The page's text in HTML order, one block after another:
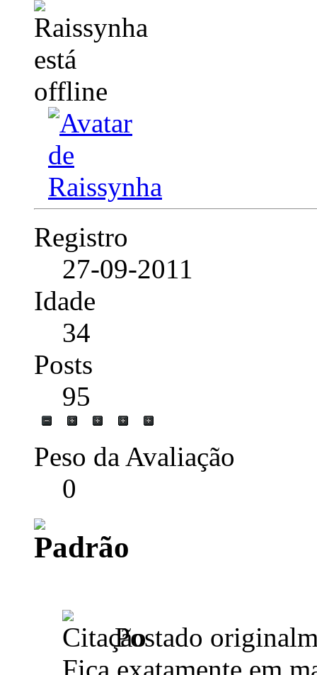
Registro
27-09-2011
Idade
34
Posts
95
Peso da Avaliação
0
Postado